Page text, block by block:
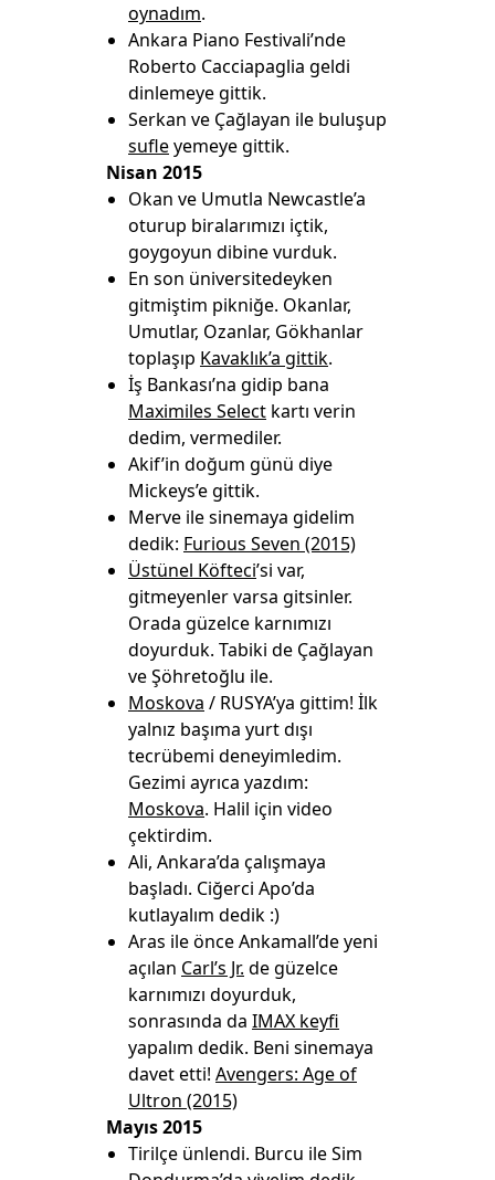
oynadım.
Ankara Piano Festivali’nde
Roberto Cacciapaglia geldi
dinlemeye gittik.
Serkan ve Çağlayan ile buluşup
sufleyemeye gittik.
Nisan 2015
Okan ve Umutla Newcastle’a
oturup biralarımızı içtik,
goygoyun dibine vurduk.
En son üniversitedeyken
gitmiştim pikniğe. Okanlar,
Umutlar, Ozanlar, Gökhanlar
toplaşıp Kavaklık’a gittik.
İş Bankası’na gidip bana
Maximiles Select kartı verin
dedim, vermediler.
Akif’in doğum günü diye
Mickeys’e gittik.
Merve ile sinemaya gidelim
dedik: Furious Seven (2015)
Üstünel Köfteci’si var,
gitmeyenler varsa gitsinler.
Orada güzelce karnımızı
doyurduk. Tabiki de Çağlayan
ve Şöhretoğlu ile.
Moskova / RUSYA’ya gittim! İlk
yalnız başıma yurt dışı
tecrübemi deneyimledim.
Gezimi ayrıca yazdım:
Moskova. Halil için video
çektirdim.
Ali, Ankara’da çalışmaya
başladı. Ciğerci Apo’da
kutlayalım dedik :)
Aras ile önce Ankamall’de yeni
açılan Carl’s Jr. de güzelce
karnımızı doyurduk,
sonrasında da IMAX keyfi
yapalım dedik. Beni sinemaya
davet etti! Avengers: Age of
Ultron (2015)
Mayıs 2015
Tirilçe ünlendi. Burcu ile Sim